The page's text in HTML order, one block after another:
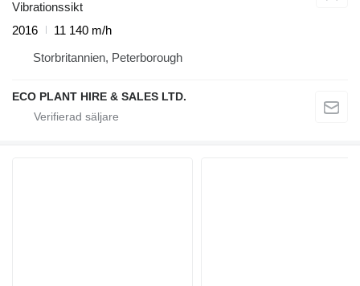
Vibrationssikt
2016
11 140 m/h
Storbritannien, Peterborough
ECO PLANT HIRE & SALES LTD.